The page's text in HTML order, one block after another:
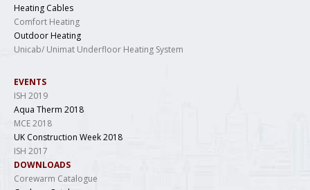
Heating Cables
Comfort Heating
Outdoor Heating
Unicab/ Unimat Underfloor Heating System
EVENTS
ISH 2019
Aqua Therm 2018
MCE 2018
UK Construction Week 2018
ISH 2017
DOWNLOADS
Corewarm Catalogue